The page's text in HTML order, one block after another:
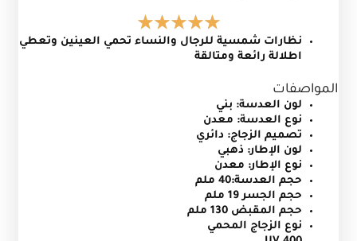
نظارات شمسية للرجال والنساء تحمي العينين وتعطي
اطلالة رائعة ومتالقة
المواصفات
لون العدسة: بني
نوع العدسة: معدن
تصميم الزجاج: دائري
لون الإطار: ذهبي
نوع الإطار: معدن
حجم العدسة:40 ملم
حجم الجسر 19 ملم
حجم المقبض 130 ملم
نوع الزجاج المحمي